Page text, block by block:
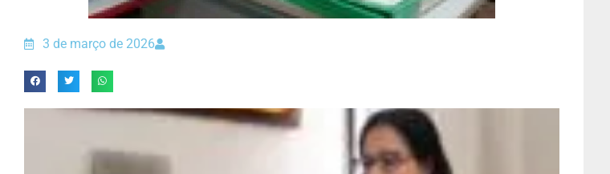
3 de março de 2026